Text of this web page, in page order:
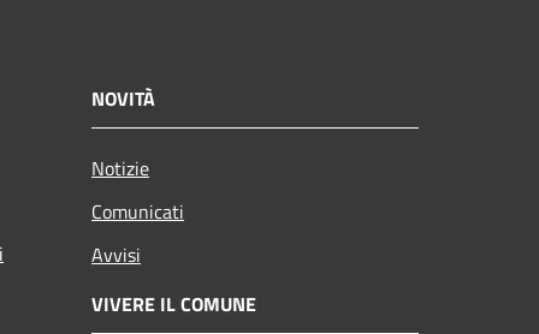
NOVITÀ
Notizie
Comunicati
Avvisi
VIVERE IL COMUNE